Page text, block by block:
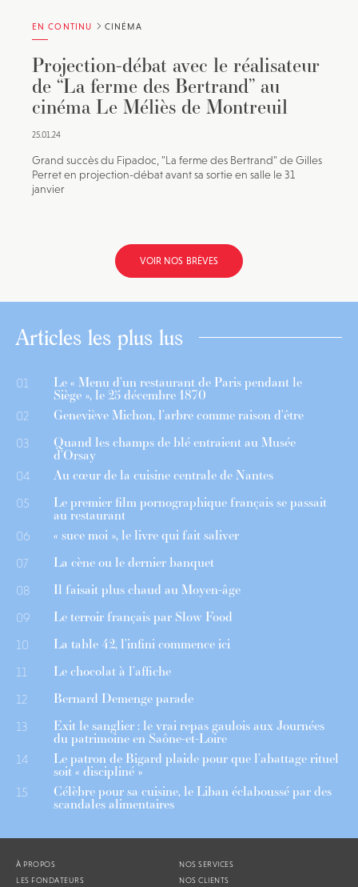
EN CONTINU CINÉMA
Projection-débat avec le réalisateur
de “La ferme des Bertrand” au
cinéma Le Méliès de Montreuil
25.01.24
Grand succès du Fipadoc, "La ferme des Bertrand" de Gilles
Perret en projection-débat avant sa sortie en salle le 31
janvier
VOIR NOS BRÈVES
Articles les plus lus
01 Le « Menu d’un restaurant de Paris pendant le
Siège », le 25 décembre 1870
02 Geneviève Michon, l’arbre comme raison d’être
03 Quand les champs de blé entraient au Musée
d’Orsay
04 Au cœur de la cuisine centrale de Nantes
05 Le premier film pornographique français se passait
au restaurant
06 « suce moi », le livre qui fait saliver
07 La cène ou le dernier banquet
08 Il faisait plus chaud au Moyen-âge
09 Le terroir français par Slow Food
10 La table 42, l’infini commence ici
11 Le chocolat à l’affiche
12 Bernard Demenge parade
13 Exit le sanglier : le vrai repas gaulois aux Journées
du patrimoine en Saône-et-Loire
14 Le patron de Bigard plaide pour que l’abattage rituel
soit « discipliné »
15 Célèbre pour sa cuisine, le Liban éclaboussé par des
scandales alimentaires
À PROPOS
LES FONDATEURS
NOS SERVICES
NOS CLIENTS